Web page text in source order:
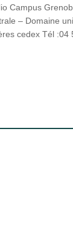
Campus
– Domaine
cedex Tél :04